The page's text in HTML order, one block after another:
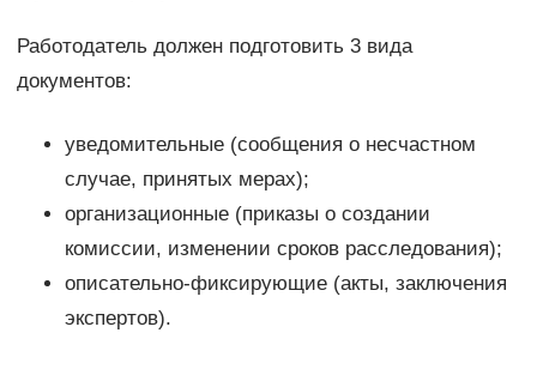
Работодатель должен подготовить 3 вида
документов:
уведомительные (сообщения о несчастном
случае, принятых мерах);
организационные (приказы о создании
комиссии, изменении сроков расследования);
описательно-фиксирующие (акты, заключения
экспертов).